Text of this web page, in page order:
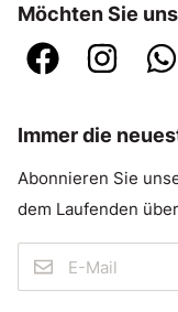
Möchten Sie
Immer die
Abonnieren Sie
dem Laufenden